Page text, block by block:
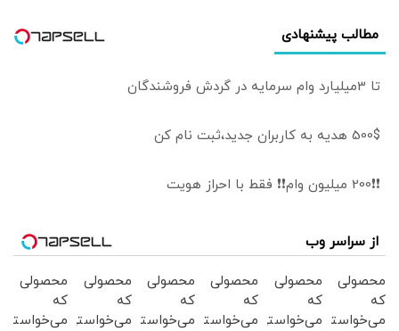
مطالب پیشنهادی
تا 3میلیارد وام سرمایه در گردش فروشندگان
500$ هدیه به کاربران جدید،ثبت نام کن
❗❗200 میلیون وام❗❗ فقط با احراز هویت
از سراسر وب
محصولی
که
می‌خواستی
محصولی
که
می‌خواستی
محصولی
که
می‌خواستی
محصولی
که
می‌خواستی
محصولی
که
می‌خواستی
محصولی
که
می‌خواستی